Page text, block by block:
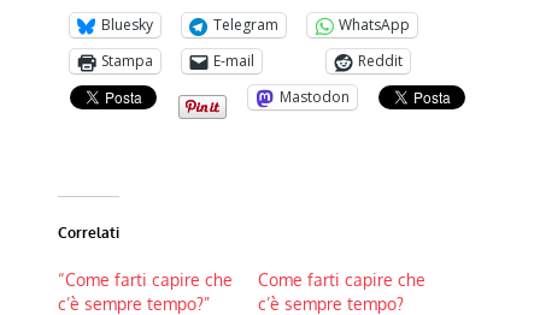
Bluesky Telegram
WhatsApp
Stampa
E-mail
Reddit
Mastodon
Correlati
“Come farti capire che
c’è sempre tempo?”
Come farti capire che
c’è sempre tempo?